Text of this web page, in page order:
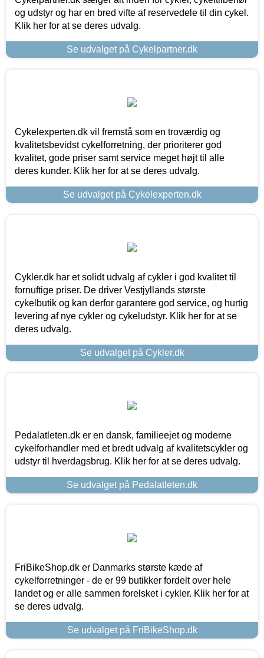
og udstyr og har en bred vifte af reservedele til din cykel.
Klik her for at se deres udvalg.
Se udvalget på Cykelpartner.dk
Cykelexperten.dk vil fremstå som en troværdig og
kvalitetsbevidst cykelforretning, der prioriterer god
kvalitet, gode priser samt service meget højt til alle
deres kunder. Klik her for at se deres udvalg.
Se udvalget på Cykelexperten.dk
Cykler.dk har et solidt udvalg af cykler i god kvalitet til
fornuftige priser. De driver Vestjyllands største
cykelbutik og kan derfor garantere god service, og hurtig
levering af nye cykler og cykeludstyr. Klik her for at se
deres udvalg.
Se udvalget på Cykler.dk
Pedalatleten.dk er en dansk, familieejet og moderne
cykelforhandler med et bredt udvalg af kvalitetscykler og
udstyr til hverdagsbrug. Klik her for at se deres udvalg.
Se udvalget på Pedalatleten.dk
FriBikeShop.dk er Danmarks største kæde af
cykelforretninger - de er 99 butikker fordelt over hele
landet og er alle sammen forelsket i cykler. Klik her for at
se deres udvalg.
Se udvalget på FriBikeShop.dk